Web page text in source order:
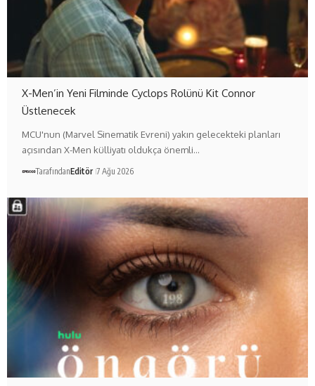
X-Men’in Yeni Filminde Cyclops Rolünü Kit Connor
Üstlenecek
MCU'nun (Marvel Sinematik Evreni) yakın gelecekteki planları
açısından X-Men külliyatı oldukça önemli…
TarafındanEditör 7 Ağu 2026